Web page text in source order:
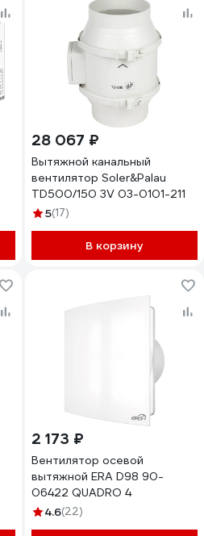
28 067 ₽
Вытяжной канальный
вентилятор Soler&Palau
TD500/150 3V 03-0101-211
5(17)
В корзину
2 173 ₽
Вентилятор осевой
вытяжной ERA D98 90-
06422 QUADRO 4
4.6(22)